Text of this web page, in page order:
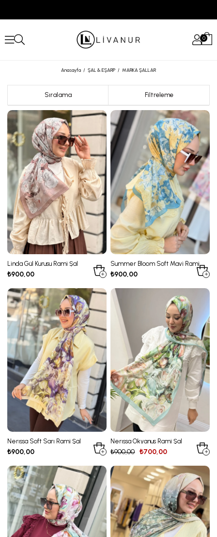
0
Anasayfa ŞAL & EŞARP MARKA ŞALLAR
Filtreleme
Sıralama
Linda Gül Kurusu Rami Şal
₺900,00
Summer Bloom Soft Mavi Rami
Şal
₺900,00
Nerıssa Soft Sarı Rami Şal
₺900,00
Nerıssa Okyanus Rami Şal
₺700,00
₺900,00